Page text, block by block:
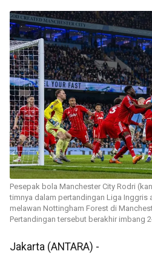
Pesepak bola Manchester City Rodri
timnya dalam pertandingan Liga Inggris
melawan Nottingham Forest di
Pertandingan tersebut berakhir imbang
Jakarta (ANTARA) -